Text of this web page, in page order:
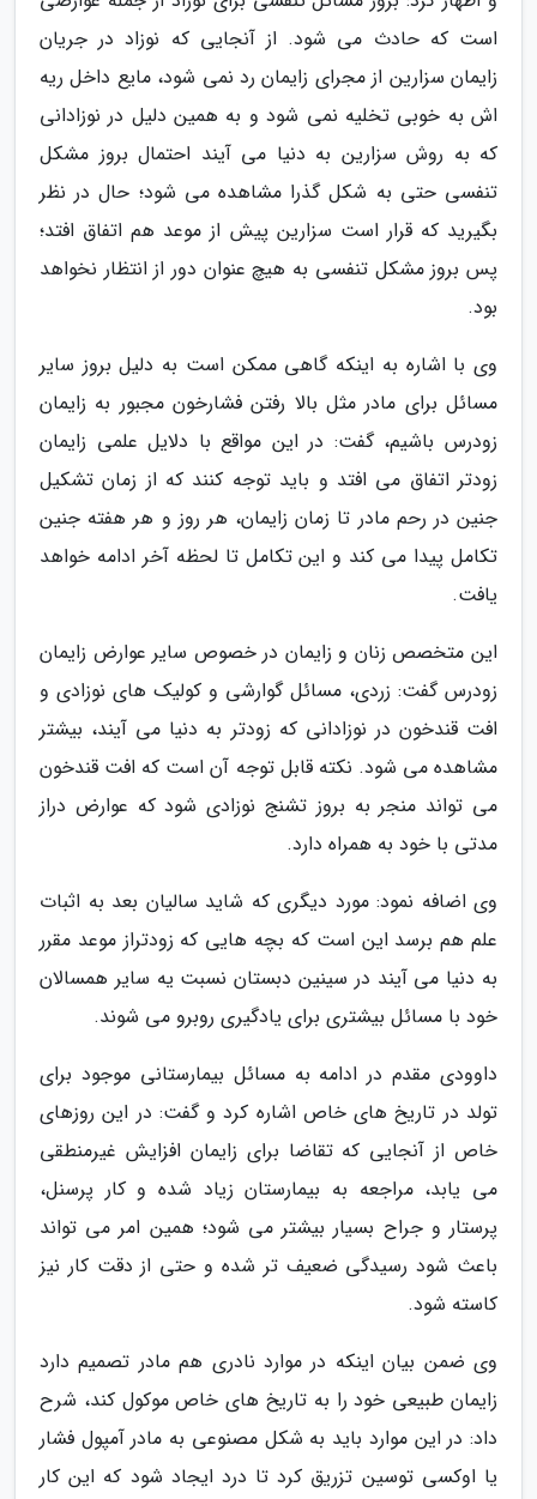
است که حادث می شود. از آنجایی که نوزاد در جریان
زایمان سزارین از مجرای زایمان رد نمی شود، مایع داخل ریه
اش به خوبی تخلیه نمی شود و به همین دلیل در نوزادانی
که به روش سزارین به دنیا می آیند احتمال بروز مشکل
تنفسی حتی به شکل گذرا مشاهده می شود؛ حال در نظر
بگیرید که قرار است سزارین پیش از موعد هم اتفاق افتد؛
پس بروز مشکل تنفسی به هیچ عنوان دور از انتظار نخواهد
بود.
وی با اشاره به اینکه گاهی ممکن است به دلیل بروز سایر
مسائل برای مادر مثل بالا رفتن فشارخون مجبور به زایمان
زودرس باشیم، گفت: در این مواقع با دلایل علمی زایمان
زودتر اتفاق می افتد و باید توجه کنند که از زمان تشکیل
جنین در رحم مادر تا زمان زایمان، هر روز و هر هفته جنین
تکامل پیدا می کند و این تکامل تا لحظه آخر ادامه خواهد
یافت.
این متخصص زنان و زایمان در خصوص سایر عوارض زایمان
زودرس گفت: زردی، مسائل گوارشی و کولیک های نوزادی و
افت قندخون در نوزادانی که زودتر به دنیا می آیند، بیشتر
مشاهده می شود. نکته قابل توجه آن است که افت قندخون
می تواند منجر به بروز تشنج نوزادی شود که عوارض دراز
مدتی با خود به همراه دارد.
وی اضافه نمود: مورد دیگری که شاید سالیان بعد به اثبات
علم هم برسد این است که بچه هایی که زودتراز موعد مقرر
به دنیا می آیند در سینین دبستان نسبت یه سایر همسالان
خود با مسائل بیشتری برای یادگیری روبرو می شوند.
داوودی مقدم در ادامه به مسائل بیمارستانی موجود برای
تولد در تاریخ های خاص اشاره کرد و گفت: در این روزهای
خاص از آنجایی که تقاضا برای زایمان افزایش غیرمنطقی
می یابد، مراجعه به بیمارستان زیاد شده و کار پرسنل،
پرستار و جراح بسیار بیشتر می شود؛ همین امر می تواند
باعث شود رسیدگی ضعیف تر شده و حتی از دقت کار نیز
کاسته شود.
وی ضمن بیان اینکه در موارد نادری هم مادر تصمیم دارد
زایمان طبیعی خود را به تاریخ های خاص موکول کند، شرح
داد: در این موارد باید به شکل مصنوعی به مادر آمپول فشار
یا اوکسی توسین تزریق کرد تا درد ایجاد شود که این کار